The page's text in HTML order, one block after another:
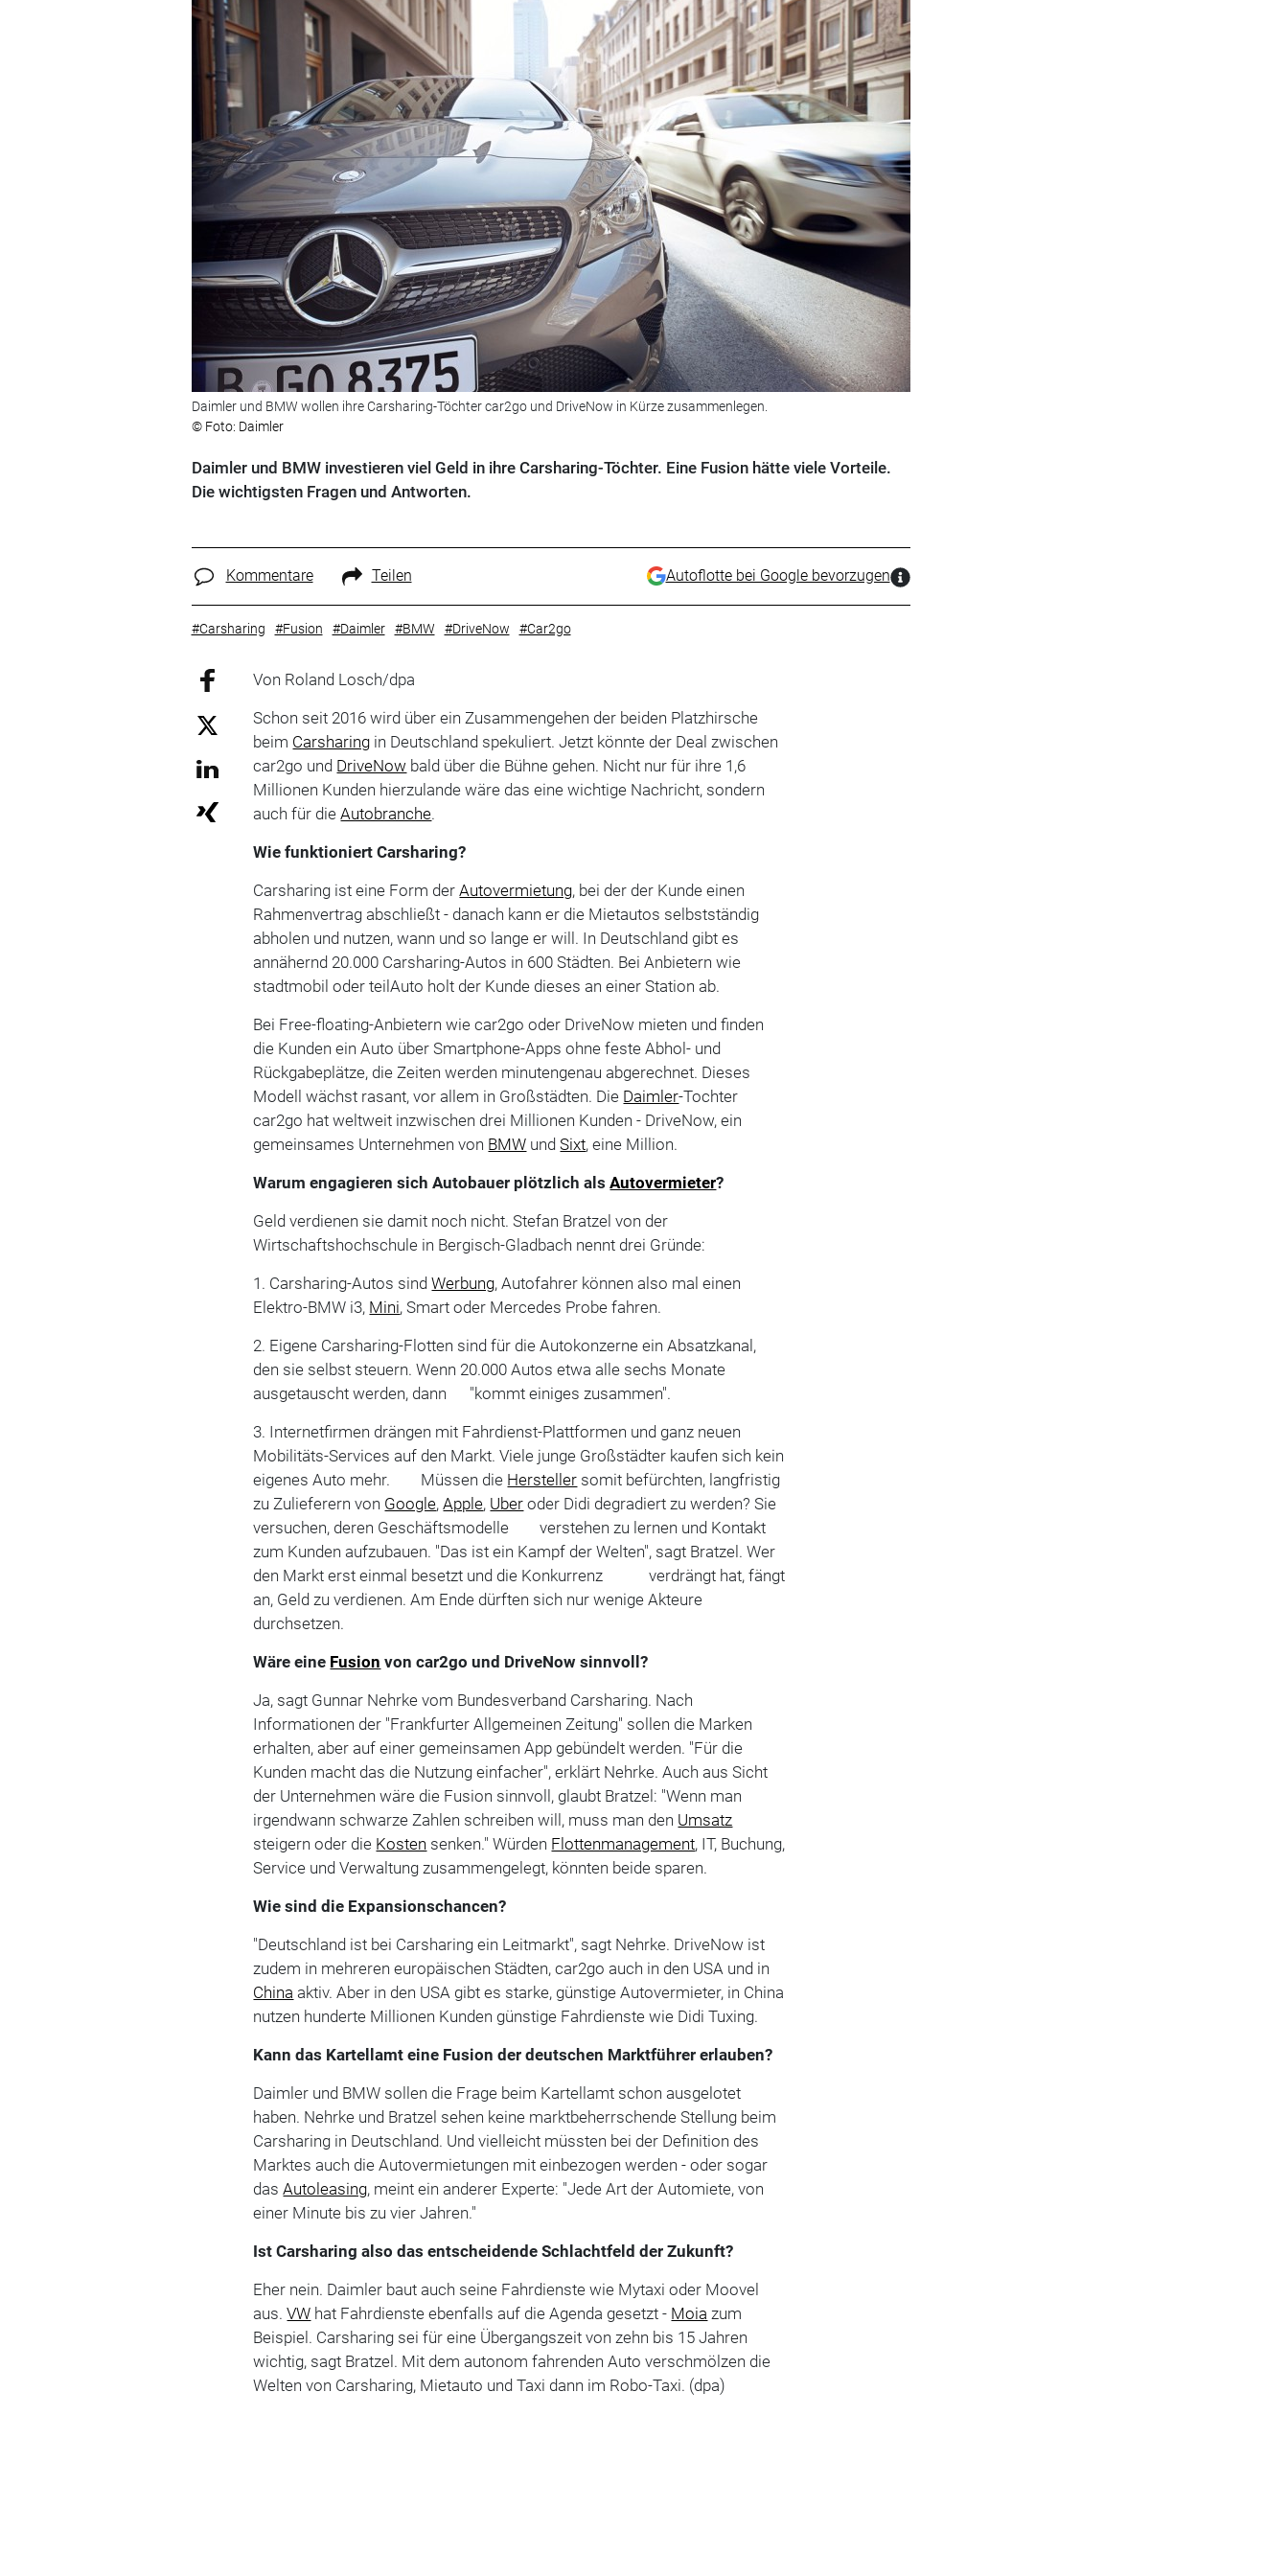
Daimler und BMW wollen ihre Carsharing-Töchter car2go und DriveNow in Kürze zusammenlegen.
© Foto: Daimler
Daimler und BMW investieren viel Geld in ihre Carsharing-Töchter. Eine Fusion hätte viele Vorteile.
Die wichtigsten Fragen und Antworten.
Kommentare Teilen Autoflotte bei Google bevorzugen
#Carsharing #Fusion #Daimler #BMW #DriveNow #Car2go
Von Roland Losch/dpa
Schon seit 2016 wird über ein Zusammengehen der beiden Platzhirsche
beim Carsharing in Deutschland spekuliert. Jetzt könnte der Deal zwischen
car2go und DriveNow bald über die Bühne gehen. Nicht nur für ihre 1,6
Millionen Kunden hierzulande wäre das eine wichtige Nachricht, sondern
auch für dieAutobranche.
Wie funktioniert Carsharing?
Carsharing ist eine Form derAutovermietung, bei der der Kunde einen
Rahmenvertrag abschließt - danach kann er die Mietautos selbstständig
abholen und nutzen, wann und so lange er will. In Deutschland gibt es
annähernd 20.000 Carsharing-Autos in 600 Städten. Bei Anbietern wie
stadtmobil oder teilAuto holt der Kunde dieses an einer Station ab.
Bei Free-floating-Anbietern wie car2go oder DriveNow mieten und finden
die Kunden ein Auto über Smartphone-Apps ohne feste Abhol- und
Rückgabeplätze, die Zeiten werden minutengenau abgerechnet. Dieses
Modell wächst rasant, vor allem in Großstädten. Die Daimler-Tochter
car2go hat weltweit inzwischen drei Millionen Kunden - DriveNow, ein
gemeinsames Unternehmen von BMW undSixt, eine Million.
Warum engagieren sich Autobauer plötzlich alsAutovermieter?
Geld verdienen sie damit noch nicht. Stefan Bratzel von der
Wirtschaftshochschule in Bergisch-Gladbach nennt drei Gründe:
1. Carsharing-Autos sindWerbung, Autofahrer können also mal einen
Elektro-BMW i3, Mini, Smart oder Mercedes Probe fahren.
2. Eigene Carsharing-Flotten sind für die Autokonzerne ein Absatzkanal,
den sie selbst steuern. Wenn 20.000 Autos etwa alle sechs Monate
ausgetauscht werden, dann "kommt einiges zusammen".
3. Internetfirmen drängen mit Fahrdienst-Plattformen und ganz neuen
Mobilitäts-Services auf den Markt. Viele junge Großstädter kaufen sich kein
eigenes Auto mehr. Müssen die Hersteller somit befürchten, langfristig
zu Zulieferern von Google,Apple, Uber oder Didi degradiert zu werden? Sie
versuchen, deren Geschäftsmodelle verstehen zu lernen und Kontakt
zum Kunden aufzubauen. "Das ist ein Kampf der Welten", sagt Bratzel. Wer
den Markt erst einmal besetzt und die Konkurrenz verdrängt hat, fängt
an, Geld zu verdienen. Am Ende dürften sich nur wenige Akteure
durchsetzen.
Wäre eine Fusion von car2go und DriveNow sinnvoll?
Ja, sagt Gunnar Nehrke vom Bundesverband Carsharing. Nach
Informationen der "Frankfurter Allgemeinen Zeitung" sollen die Marken
erhalten, aber auf einer gemeinsamen App gebündelt werden. "Für die
Kunden macht das die Nutzung einfacher", erklärt Nehrke. Auch aus Sicht
der Unternehmen wäre die Fusion sinnvoll, glaubt Bratzel: "Wenn man
irgendwann schwarze Zahlen schreiben will, muss man den Umsatz
steigern oder die Kosten senken." Würden Flottenmanagement, IT, Buchung,
Service und Verwaltung zusammengelegt, könnten beide sparen.
Wie sind die Expansionschancen?
"Deutschland ist bei Carsharing ein Leitmarkt", sagt Nehrke. DriveNow ist
zudem in mehreren europäischen Städten, car2go auch in den USA und in
China aktiv. Aber in den USA gibt es starke, günstige Autovermieter, in China
nutzen hunderte Millionen Kunden günstige Fahrdienste wie Didi Tuxing.
Kann das Kartellamt eine Fusion der deutschen Marktführer erlauben?
Daimler und BMW sollen die Frage beim Kartellamt schon ausgelotet
haben. Nehrke und Bratzel sehen keine marktbeherrschende Stellung beim
Carsharing in Deutschland. Und vielleicht müssten bei der Definition des
Marktes auch die Autovermietungen mit einbezogen werden - oder sogar
dasAutoleasing, meint ein anderer Experte: "Jede Art der Automiete, von
einer Minute bis zu vier Jahren."
Ist Carsharing also das entscheidende Schlachtfeld der Zukunft?
Eher nein. Daimler baut auch seine Fahrdienste wie Mytaxi oder Moovel
aus.VW hat Fahrdienste ebenfalls auf die Agenda gesetzt - Moia zum
Beispiel. Carsharing sei für eine Übergangszeit von zehn bis 15 Jahren
wichtig, sagt Bratzel. Mit dem autonom fahrenden Auto verschmölzen die
Welten von Carsharing, Mietauto und Taxi dann im Robo-Taxi. (dpa)